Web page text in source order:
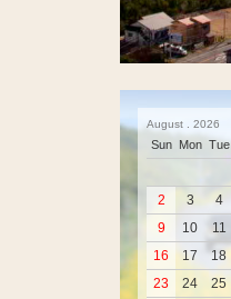
August . 2026
Sun Mon Tue
2
3 4
9
10 11
16
17 18
23
24 25